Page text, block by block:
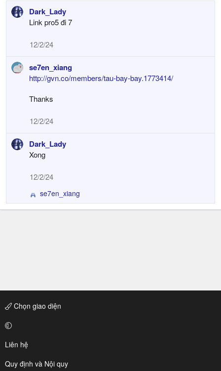
n
s
Dark_Lady
Link pro5 đi 7
12/2/24
se7en_xiang
http://gvn.co/members/tau-bay-bay.1773414/
Thanks
12/2/24
Dark_Lady
Xong
12/2/24
R
e
se7en_xiang
Chọn giao diện
Liên hệ
Quy định và Nội quy